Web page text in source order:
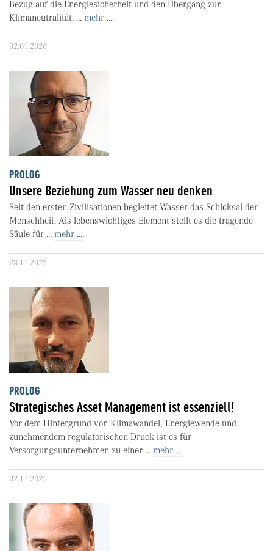
Bezug auf die Energiesicherheit und den Übergang zur
Klimaneutralität. ... mehr ....
02.01.2026
PROLOG
Unsere Beziehung zum Wasser neu denken
Seit den ersten Zivilisationen begleitet Wasser das Schicksal der
Menschheit. Als lebenswichtiges Element stellt es die tragende
Säule für ... mehr ....
28.11.2025
PROLOG
Strategisches Asset Management ist essenziell!
Vor dem Hintergrund von Klimawandel, Energiewende und
zunehmendem regulatorischen Druck ist es für
Versorgungsunternehmen zu einer ... mehr ....
02.11.2025